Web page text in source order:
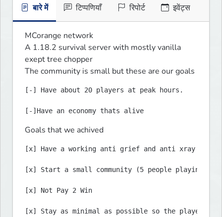
बारे में टिप्पणियाँ रिपोर्ट इवेंट्स
MCorange network
A 1.18.2 survival server with mostly vanilla
exept tree chopper
The community is small but these are our goals
[-] Have about 20 players at peak hours.
Goals that we achived
[x] Have a working anti grief and anti xray
[x] Start a small community (5 people playing at
[x] Not Pay 2 Win